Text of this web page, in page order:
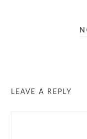
LEAVE A REPLY